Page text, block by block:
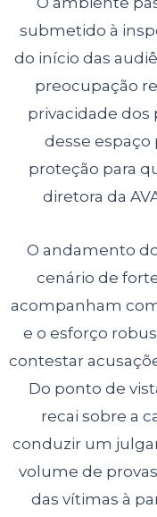
submetido à
do início das
preocupação
privacidade dos
desse espaço
proteção para
diretora da
O andamento
cenário de
acompanham
e o esforço
contestar
Do ponto de
recai sobre a
conduzir um
volume de
das vítimas à